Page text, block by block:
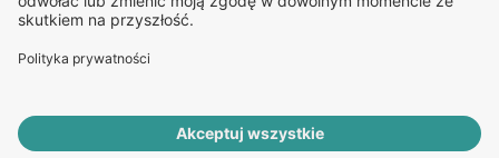
kwietnia 2011 roku o działalności leczniczej, wpisanym do
rejestru podmiotów wykonujących działalność leczniczą pod
numerem: 000000229172.